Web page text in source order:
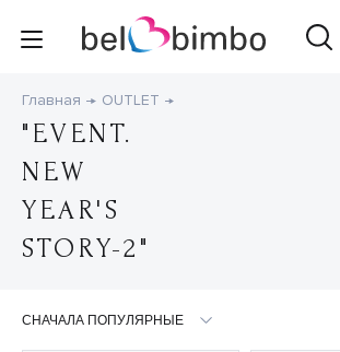
Главная OUTLET
"EVENT.
NEW
YEAR'S
STORY-2"